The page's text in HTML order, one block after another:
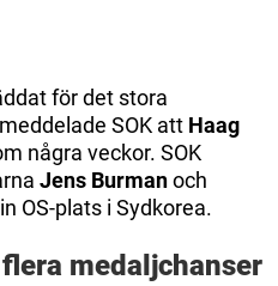
för det stora
SOK att Haag
några veckor. SOK
Jens Burmanoch
OS-plats i Sydkorea.
medaljchanser